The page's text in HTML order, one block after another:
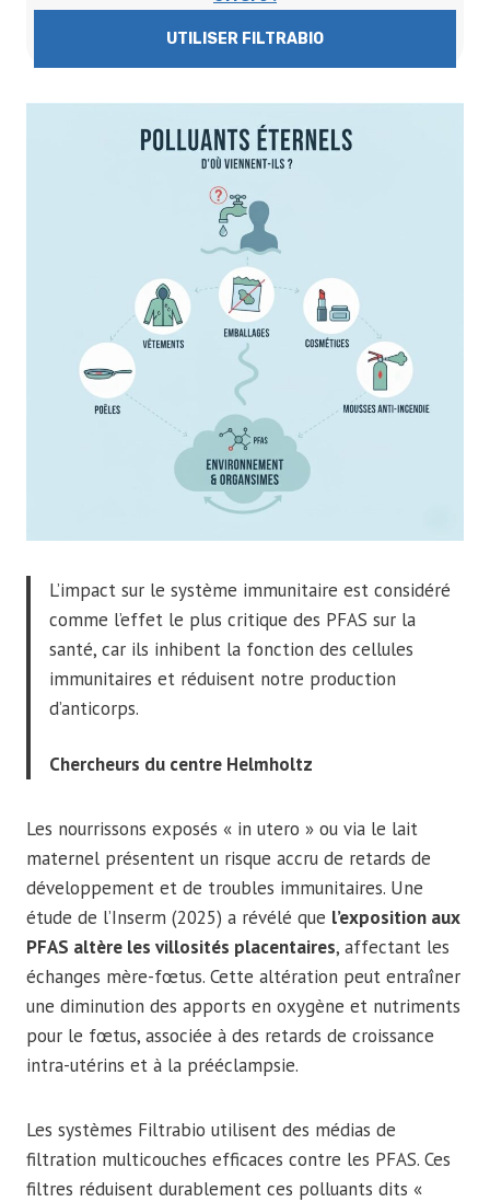
UTILISER FILTRABIO
L’impact sur le système immunitaire est considéré
comme l’effet le plus critique des PFAS sur la
santé, car ils inhibent la fonction des cellules
immunitaires et réduisent notre production
d’anticorps.
Chercheurs du centre Helmholtz
Les nourrissons exposés « in utero » ou via le lait
maternel présentent un risque accru de retards de
développement et de troubles immunitaires. Une
étude de l’Inserm (2025) a révélé que l’exposition aux
PFAS altère les villosités placentaires, affectant les
échanges mère-fœtus. Cette altération peut entraîner
une diminution des apports en oxygène et nutriments
pour le fœtus, associée à des retards de croissance
intra-utérins et à la prééclampsie.
Les systèmes Filtrabio utilisent des médias de
filtration multicouches efficaces contre les PFAS. Ces
filtres réduisent durablement ces polluants dits «